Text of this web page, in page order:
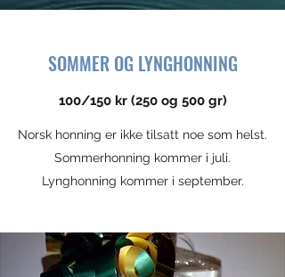
SOMMER OG LYNGHONNING
100/150 kr (250 og 500 gr)
Norsk honning er ikke tilsatt noe som helst.
Sommerhonning kommer i juli.
Lynghonning kommer i september.